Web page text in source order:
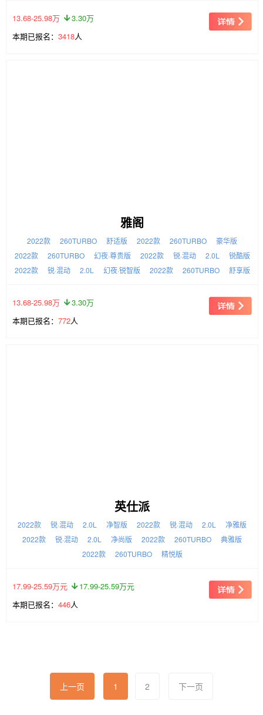
13.68-25.98万
3.30万
本期已报名： 3418人
雅阁
2022款 260TURBO 舒适版 2022款 260TURBO
豪华版
2022款
260TURBO 幻夜·尊贵版 2022款 锐·混动 2.0L
锐酷版
2022款
锐·混动 2.0L 幻夜·锐智版 2022款 260TURBO 舒享版
13.68-25.98万
3.30万
本期已报名： 772人
英仕派
2022款 锐·混动 2.0L 净智版 2022款 锐·混动 2.0L
净雅版
2022款
锐·混动 2.0L 净尚版 2022款 260TURBO
典雅版
2022款
260TURBO 精悦版
17.99-25.59万元
17.99-25.59万元
本期已报名： 446人
上一页 1 2 下一页